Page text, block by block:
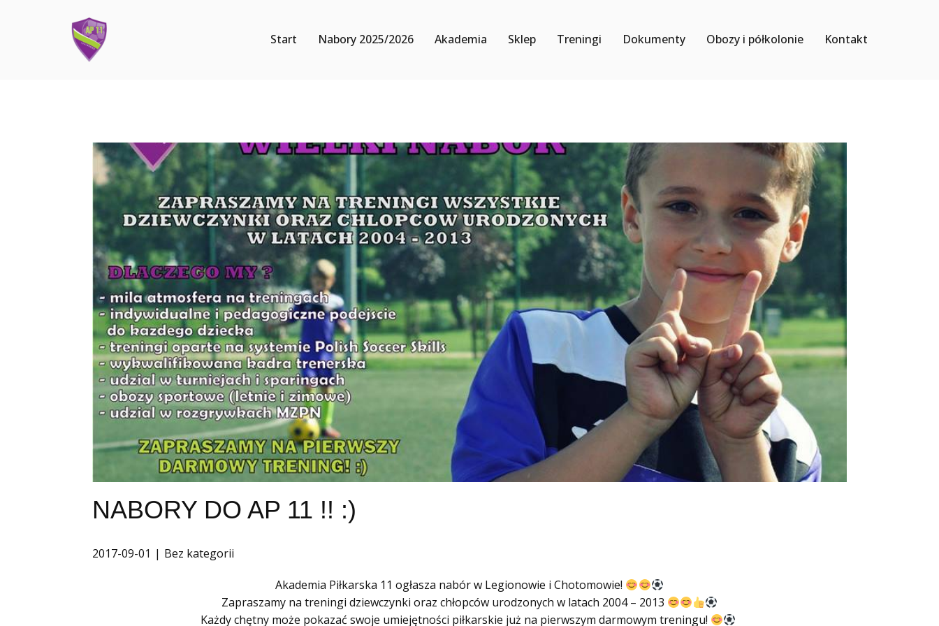
Start Nabory 2025/2026 Akademia Sklep Treningi Dokumenty Obozy i półkolonie Kontakt
NABORY DO AP 11 !! :)
2017-09-01 Bez kategorii
Akademia Piłkarska 11 ogłasza nabór w Legionowie i Chotomowie!
Zapraszamy na treningi dziewczynki oraz chłopców urodzonych w latach 2004 – 2013
Każdy chętny może pokazać swoje umiejętności piłkarskie już na pierwszym darmowym treningu!